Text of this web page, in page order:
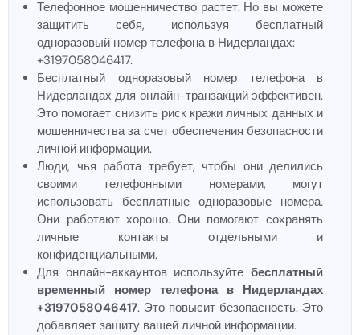
Телефонное мошенничество растет. Но вы можете
защитить себя, используя бесплатный
одноразовый номер телефона в Нидерландах:
+3197058046417.
Бесплатный одноразовый номер телефона в
Нидерландах для онлайн-транзакций эффективен.
Это помогает снизить риск кражи личных данных и
мошенничества за счет обеспечения безопасности
личной информации.
Люди, чья работа требует, чтобы они делились
своими телефонными номерами, могут
использовать бесплатные одноразовые номера.
Они работают хорошо. Они помогают сохранять
личные контакты отдельными и
конфиденциальными.
Для онлайн-аккаунтов используйте бесплатный
временный номер телефона в Нидерландах
+3197058046417. Это повысит безопасность. Это
добавляет защиту вашей личной информации.